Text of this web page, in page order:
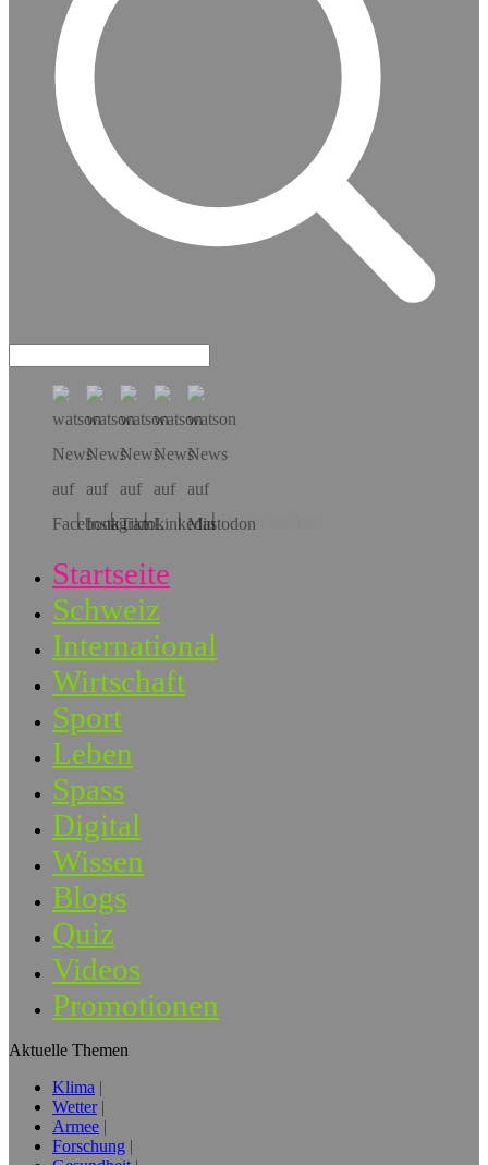
Hol dir die App!
Startseite
Schweiz
International
Wirtschaft
Sport
Leben
Spass
Digital
Wissen
Blogs
Quiz
Videos
Promotionen
Aktuelle Themen
Klima
Wetter
Armee
Forschung